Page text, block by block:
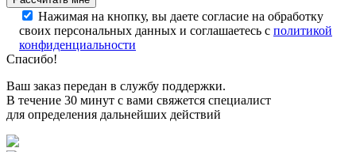
Нажимая на кнопку, вы даете согласие на обработку
своих персональных данных и соглашаетесь с политикой
конфиденциальности
Спасибо!
Ваш заказ передан в службу поддержки.
В течение 30 минут с вами свяжется специалист
для определения дальнейших действий